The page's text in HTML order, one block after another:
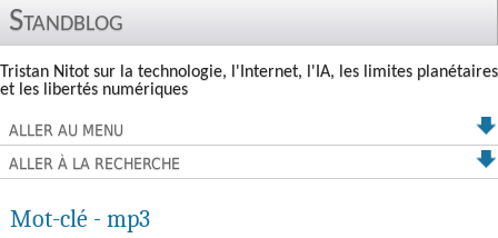
Standblog
Tristan Nitot sur la technologie, l'Internet, l'IA, les limites planétaires
et les libertés numériques
ALLER AU MENU
ALLER À LA RECHERCHE
Mot-clé - mp3